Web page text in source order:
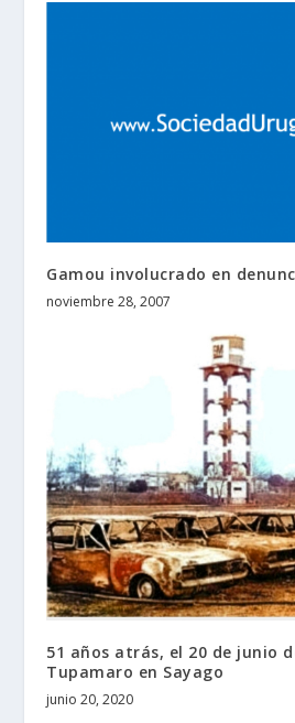
Gamou involucrado en
noviembre 28, 2007
51 años atrás, el 20 de junio
Tupamaro en Sayago
junio 20, 2020